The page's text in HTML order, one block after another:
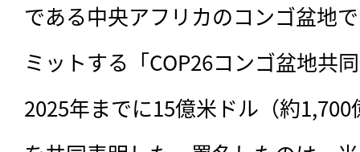
である中央アフリカのコンゴ盆地
ミットする「COP26コンゴ盆地共
2025年までに15億米ドル（約